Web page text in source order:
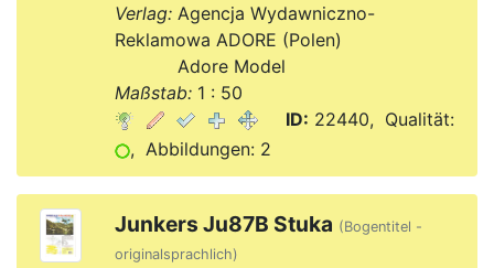
Verlag:Agencja Wydawniczno-
Reklamowa ADORE (Polen)
Adore Model
Maßstab:1 : 50
ID: 22440, Qualität:
, Abbildungen: 2
Junkers Ju87B Stuka (Bogentitel -
originalsprachlich)